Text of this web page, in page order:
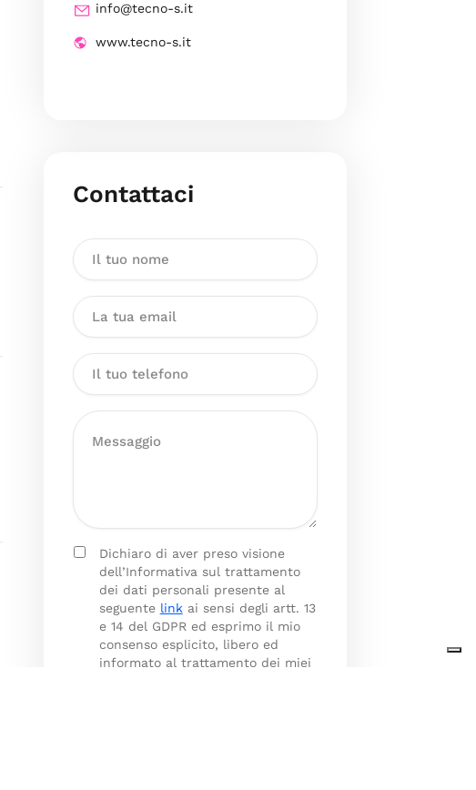
info@tecno-s.it
www.tecno-s.it
Contattaci
Dichiaro di aver preso visione
dell’Informativa sul trattamento
dei dati personali presente al
seguente linkai sensi degli artt. 13
e 14 del GDPR ed esprimo il mio
consenso esplicito, libero ed
informato al trattamento dei miei